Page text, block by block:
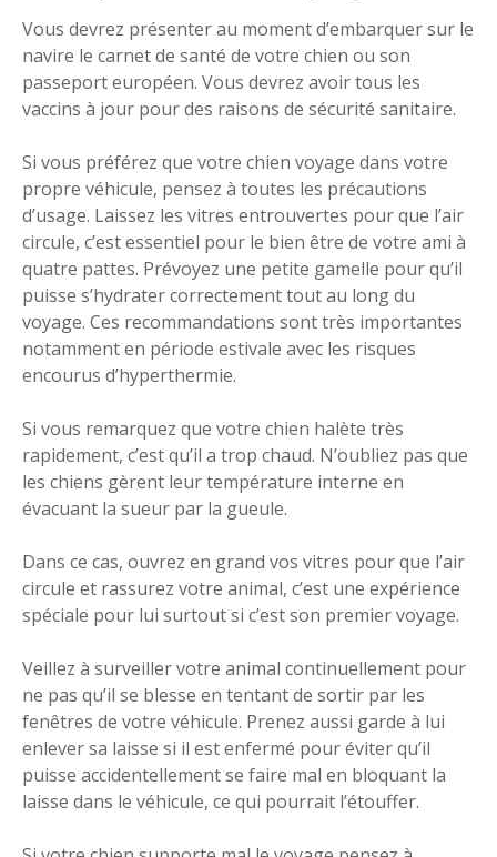
Vous devrez présenter au moment d’embarquer sur le
navire le carnet de santé de votre chien ou son
passeport européen. Vous devrez avoir tous les
vaccins à jour pour des raisons de sécurité sanitaire.
Si vous préférez que votre chien voyage dans votre
propre véhicule, pensez à toutes les précautions
d’usage. Laissez les vitres entrouvertes pour que l’air
circule, c’est essentiel pour le bien être de votre ami à
quatre pattes. Prévoyez une petite gamelle pour qu’il
puisse s’hydrater correctement tout au long du
voyage. Ces recommandations sont très importantes
notamment en période estivale avec les risques
encourus d’hyperthermie.
Si vous remarquez que votre chien halète très
rapidement, c’est qu’il a trop chaud. N’oubliez pas que
les chiens gèrent leur température interne en
évacuant la sueur par la gueule.
Dans ce cas, ouvrez en grand vos vitres pour que l’air
circule et rassurez votre animal, c’est une expérience
spéciale pour lui surtout si c’est son premier voyage.
Veillez à surveiller votre animal continuellement pour
ne pas qu’il se blesse en tentant de sortir par les
fenêtres de votre véhicule. Prenez aussi garde à lui
enlever sa laisse si il est enfermé pour éviter qu’il
puisse accidentellement se faire mal en bloquant la
laisse dans le véhicule, ce qui pourrait l’étouffer.